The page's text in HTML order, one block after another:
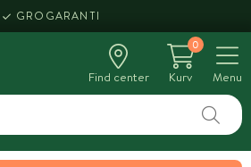
GROGARANTI
Find center
0
Kurv
Menu